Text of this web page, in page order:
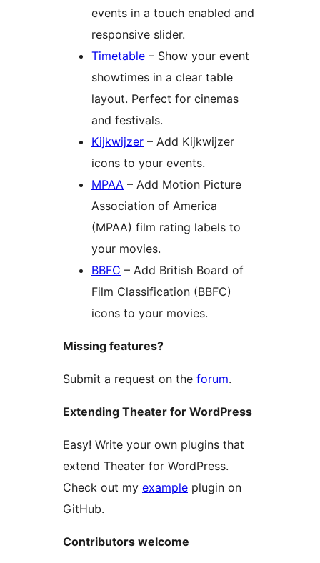
events in a touch enabled and
responsive slider.
Timetable – Show your event
showtimes in a clear table
layout. Perfect for cinemas
and festivals.
Kijkwijzer – Add Kijkwijzer
icons to your events.
MPAA – Add Motion Picture
Association of America
(MPAA) film rating labels to
your movies.
BBFC – Add British Board of
Film Classification (BBFC)
icons to your movies.
Missing features?
Submit a request on the forum.
Extending Theater for WordPress
Easy! Write your own plugins that
extend Theater for WordPress.
Check out my example plugin on
GitHub.
Contributors welcome